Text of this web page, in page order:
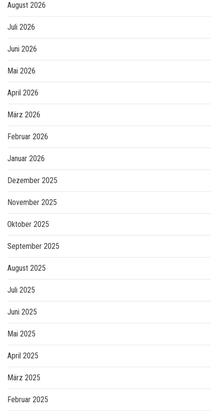
August 2026
Juli 2026
Juni 2026
Mai 2026
April 2026
März 2026
Februar 2026
Januar 2026
Dezember 2025
November 2025
Oktober 2025
September 2025
August 2025
Juli 2025
Juni 2025
Mai 2025
April 2025
März 2025
Februar 2025